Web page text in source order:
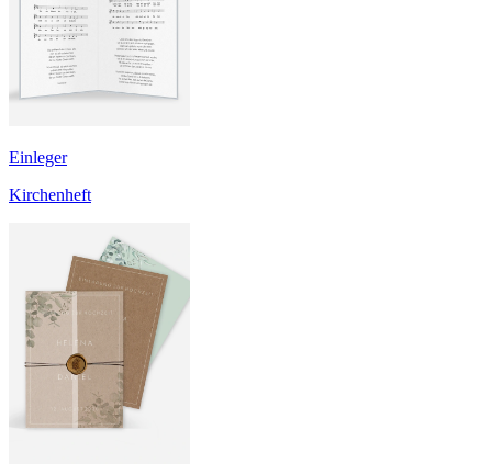
Einleger
Kirchenheft